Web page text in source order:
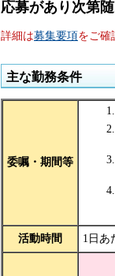
応募があり次第
詳細は募集要項をご確
主な勤務条件
委嘱・期間等
活動時間 1日あ